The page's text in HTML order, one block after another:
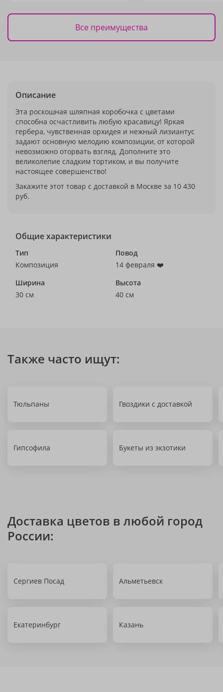
Все преимущества
Описание
Эта роскошная шляпная коробочка с цветами
способна осчастливить любую красавицу! Яркая
гербера, чувственная орхидея и нежный лизиантус
задают основную мелодию композиции, от которой
невозможно оторвать взгляд. Дополните это
великолепие сладким тортиком, и вы получите
настоящее совершенство!
Закажите этот товар с доставкой в Москве за 10 430
руб.
Общие характеристики
Тип
Композиция
Повод
14 февраля ❤️
Ширина
30 см
Высота
40 см
Также часто ищут:
Тюльпаны Гвоздики с доставкой
Гипсофила Букеты из экзотики
Доставка цветов в любой город
России:
Сергиев Посад Альметьевск
Екатеринбург Казань